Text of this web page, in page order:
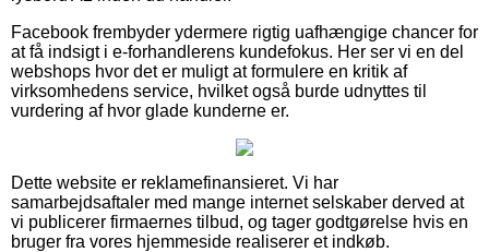
Facebook frembyder ydermere rigtig uafhængige chancer for
at få indsigt i e-forhandlerens kundefokus. Her ser vi en del
webshops hvor det er muligt at formulere en kritik af
virksomhedens service, hvilket også burde udnyttes til
vurdering af hvor glade kunderne er.
Dette website er reklamefinansieret. Vi har
samarbejdsaftaler med mange internet selskaber derved at
vi publicerer firmaernes tilbud, og tager godtgørelse hvis en
bruger fra vores hjemmeside realiserer et indkøb.